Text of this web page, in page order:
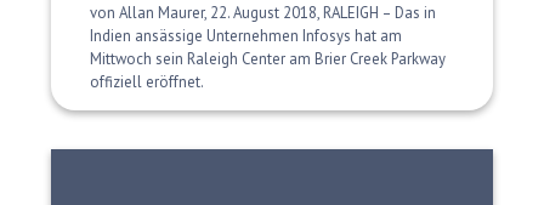
von Allan Maurer, 22. August 2018, RALEIGH – Das in
Indien ansässige Unternehmen Infosys hat am
Mittwoch sein Raleigh Center am Brier Creek Parkway
offiziell eröffnet.